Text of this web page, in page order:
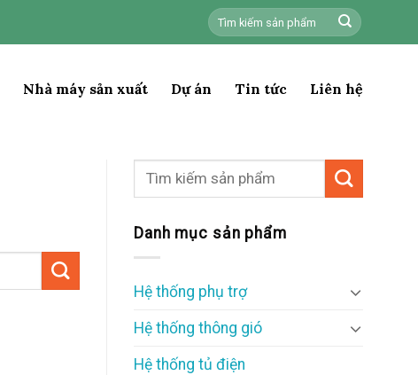
Tìm
kiếm:
Nhà máy sản xuất Dự án Tin tức Liên hệ
Danh mục sản phẩm
Hệ thống phụ trợ
Hệ thống thông gió
Hệ thống tủ điện